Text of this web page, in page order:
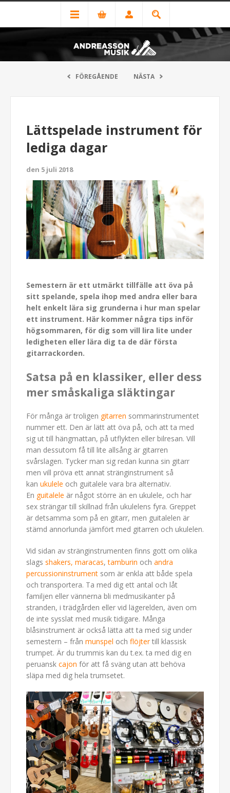
FÖREGÅENDE NÄSTA
Lättspelade instrument för
lediga dagar
den 5 juli 2018
Semestern är ett utmärkt tillfälle att öva på
sitt spelande, spela ihop med andra eller bara
helt enkelt lära sig grunderna i hur man spelar
ett instrument. Här kommer några tips inför
högsommaren, för dig som vill lira lite under
ledigheten eller lära dig ta de där första
gitarrackorden.
Satsa på en klassiker, eller dess
mer småskaliga släktingar
För många är troligen gitarren sommarinstrumentet
nummer ett. Den är lätt att öva på, och att ta med
sig ut till hängmattan, på utflykten eller bilresan. Vill
man dessutom få till lite allsång är gitarren
svårslagen. Tycker man sig redan kunna sin gitarr
men vill pröva ett annat stränginstrument så
kan ukulele och guitalele vara bra alternativ.
En guitalele är något större än en ukulele, och har
sex strängar till skillnad från ukulelens fyra. Greppet
är detsamma som på en gitarr, men guitalelen är
stämd annorlunda jämfört med gitarren och ukulelen.
Vid sidan av stränginstrumenten finns gott om olika
slags shakers, maracas,tamburin och andra
percussioninstrument som är enkla att både spela
och transportera. Ta med dig ett antal och låt
familjen eller vännerna bli medmusikanter på
stranden, i trädgården eller vid lägerelden, även om
de inte sysslat med musik tidigare. Många
blåsinstrument är också lätta att ta med sig under
semestern – från munspel och flöjtertill klassisk
trumpet. Är du trummis kan du t.ex. ta med dig en
peruansk cajon för att få sväng utan att behöva
släpa med dig hela trumsetet.